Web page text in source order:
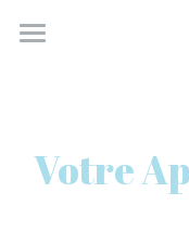
Témoignages
Votre